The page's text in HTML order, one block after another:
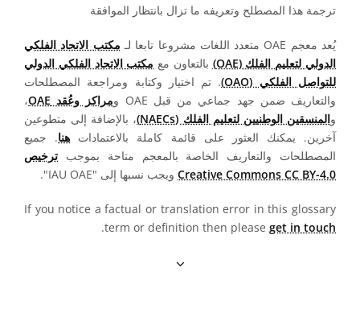
ترجمة هذا المصطلح وتعريفه ما تزال بانتظار الموافقة
يُعد معجم OAE متعدد اللغات مشروعا تابعا لـ
مكتب الاتحاد الفلكي
الدولي لتعليم الفلك (OAE)
بالتعاون مع مكتب الاتحاد الفلكي الدولي
للتواصل الفلكي (OAO)
. تم اختيار وكتابة ومراجعة المصطلحات
والتعاريف ضمن جهد جماعي من قبل OAE و
مراكز وعُقد OAE
،
والمنسقين الوطنيين لتعليم الفلك (NAECs)
، بالإضافة إلى متطوعين
آخرين. يمكنك العثور على قائمة كاملة بالاعتمادات هنا. جميع
المصطلحات والتعاريف الخاصة بالمعجم متاحة بموجب ترخيص
Creative Commons CC BY-4.0 ويجب نسبها إلى "IAU OAE".
If you notice a factual or translation error in this glossary
term or definition then please get in touch
.